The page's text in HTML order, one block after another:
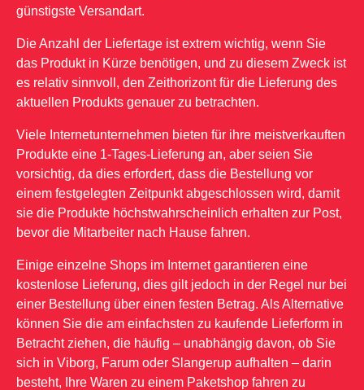
günstigste Versandart.
Die Anzahl der Liefertage ist extrem wichtig, wenn Sie
das Produkt in Kürze benötigen, und zu diesem Zweck ist
es relativ sinnvoll, den Zeithorizont für die Lieferung des
aktuellen Produkts genauer zu betrachten.
Viele Internetunternehmen bieten für ihre meistverkauften
Produkte eine 1-Tages-Lieferung an, aber seien Sie
vorsichtig, da dies erfordert, dass die Bestellung vor
einem festgelegten Zeitpunkt abgeschlossen wird, damit
sie die Produkte höchstwahrscheinlich erhalten zur Post,
bevor die Mitarbeiter nach Hause fahren.
Einige einzelne Shops im Internet garantieren eine
kostenlose Lieferung, dies gilt jedoch in der Regel nur bei
einer Bestellung über einen festen Betrag. Als Alternative
können Sie die am einfachsten zu kaufende Lieferform in
Betracht ziehen, die häufig – unabhängig davon, ob Sie
sich in Viborg, Farum oder Slangerup aufhalten – darin
besteht, Ihre Waren zu einem Paketshop fahren zu